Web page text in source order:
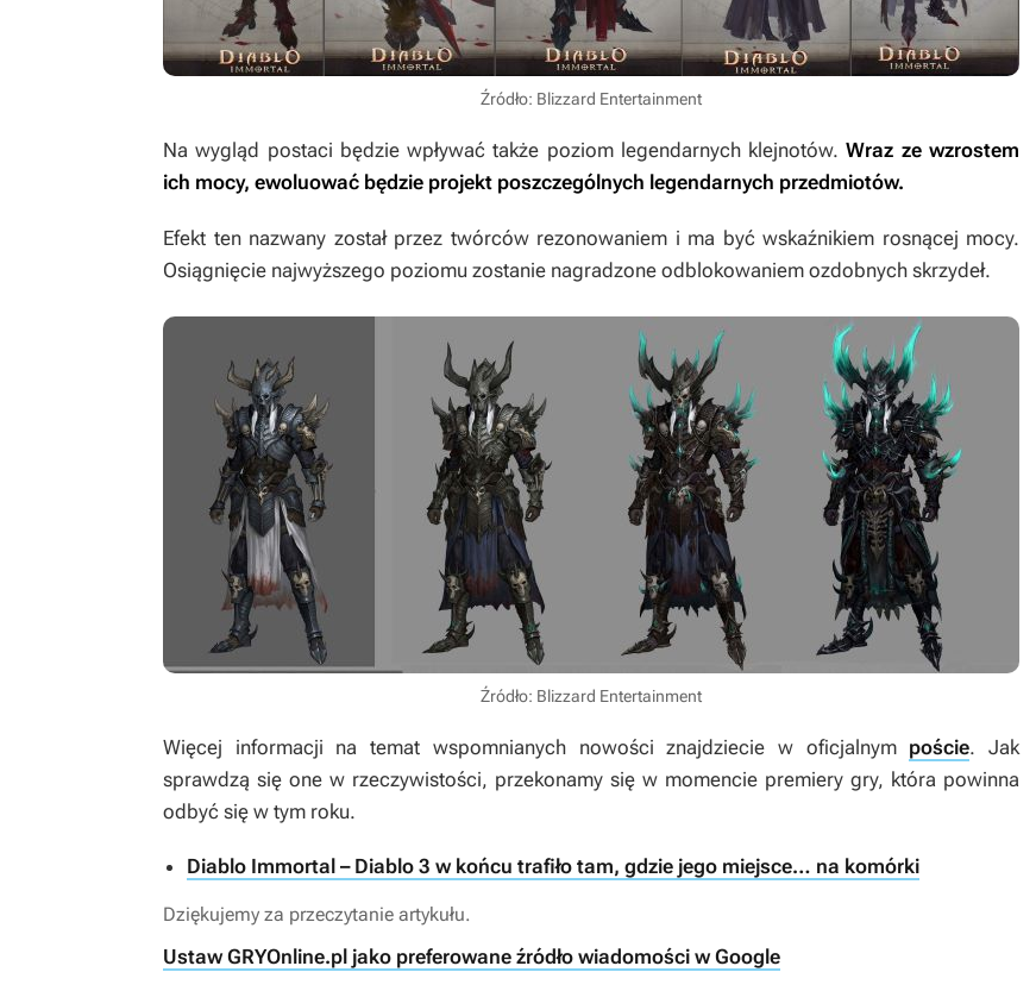
Źródło: Blizzard Entertainment
Na wygląd postaci będzie wpływać także poziom legendarnych klejnotów.Wraz ze wzrostem
ich mocy, ewoluować będzie projekt poszczególnych legendarnych przedmiotów.
Efekt ten nazwany został przez twórców rezonowaniem i ma być wskaźnikiem rosnącej mocy.
Osiągnięcie najwyższego poziomu zostanie nagradzone odblokowaniem ozdobnych skrzydeł.
Źródło: Blizzard Entertainment
Więcej informacji na temat wspomnianych nowości znajdziecie w oficjalnym poście. Jak
sprawdzą się one w rzeczywistości, przekonamy się w momencie premiery gry, która powinna
odbyć się w tym roku.
Diablo Immortal – Diablo 3 w końcu trafiło tam, gdzie jego miejsce… na komórki
Dziękujemy za przeczytanie artykułu.
Ustaw GRYOnline.pl jako preferowane źródło wiadomości w Google